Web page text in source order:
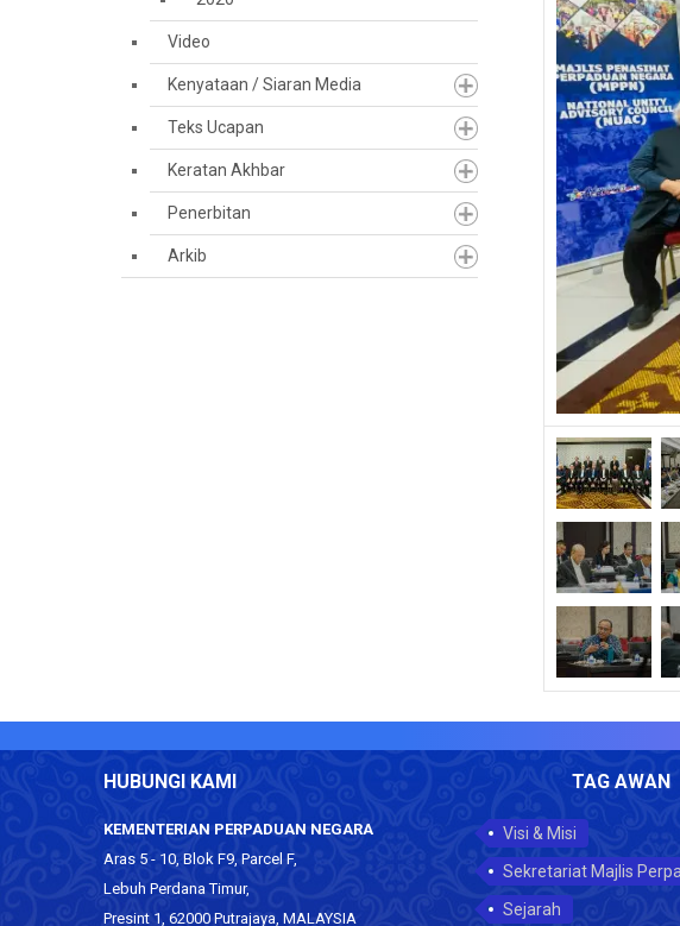
Video
Kenyataan / Siaran Media
Teks Ucapan
Keratan Akhbar
Penerbitan
Arkib
HUBUNGI KAMI
KEMENTERIAN PERPADUAN NEGARA
Aras 5 - 10, Blok F9, Parcel F,
Lebuh Perdana Timur,
Presint 1, 62000 Putrajaya, MALAYSIA
TAG AWAN
Visi & Misi
Sekretariat Majlis
Sejarah